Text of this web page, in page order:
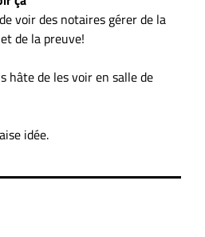
voir des notaires gérer de la
de la preuve!
hâte de les voir en salle de
idée.